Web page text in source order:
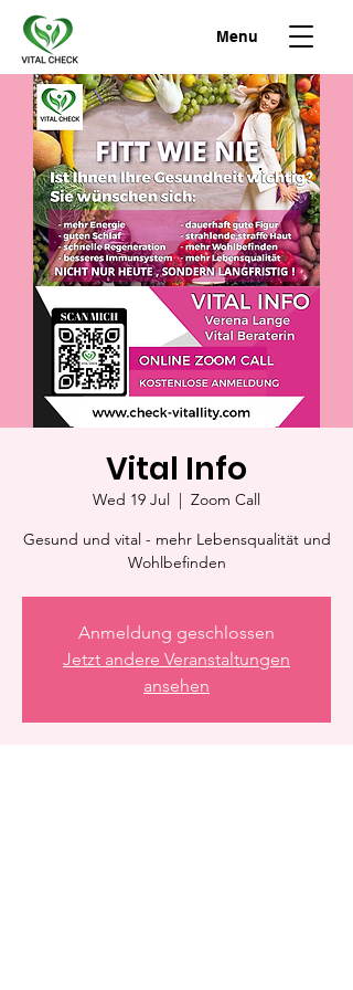
Menu
Vital Info
Wed 19 Jul
  |
Zoom Call
Gesund und vital - mehr Lebensqualität und
Wohlbefinden
Anmeldung geschlossen
Jetzt andere Veranstaltungen
ansehen